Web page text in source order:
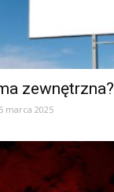
zewnętrzna?
marca 2025